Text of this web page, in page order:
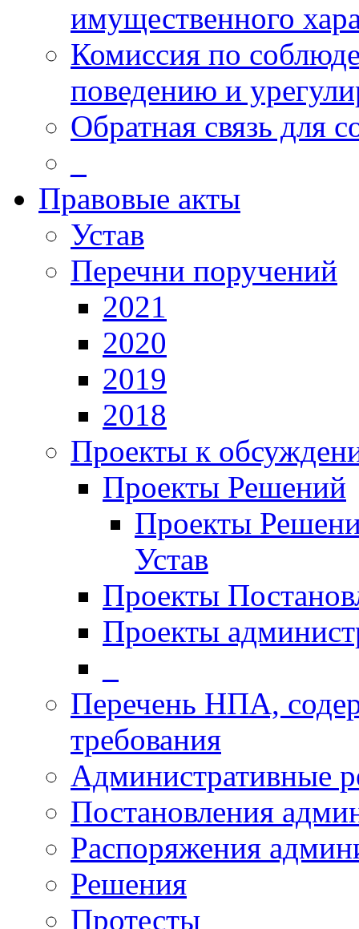
имущественного
Комиссия по
поведению и
Обратная связь для
Правовые акты
Устав
Перечни поручений
2021
2020
2019
2018
Проекты к
Проекты Решений
Проекты
Устав
Проекты
Проекты
Перечень НПА,
требования
Административные
Постановления
Распоряжения
Решения
Протесты